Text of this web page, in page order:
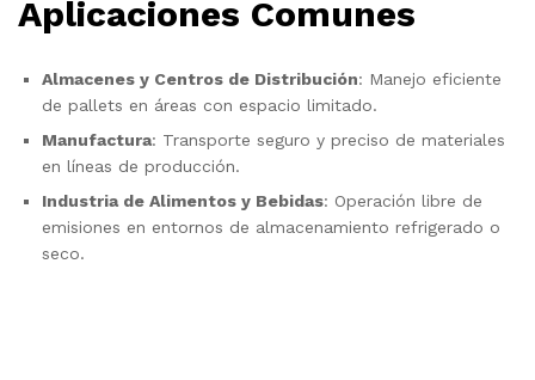
Aplicaciones Comunes
Almacenes y Centros de Distribución: Manejo eficiente
de pallets en áreas con espacio limitado.
Manufactura: Transporte seguro y preciso de materiales
en líneas de producción.
Industria de Alimentos y Bebidas: Operación libre de
emisiones en entornos de almacenamiento refrigerado o
seco.